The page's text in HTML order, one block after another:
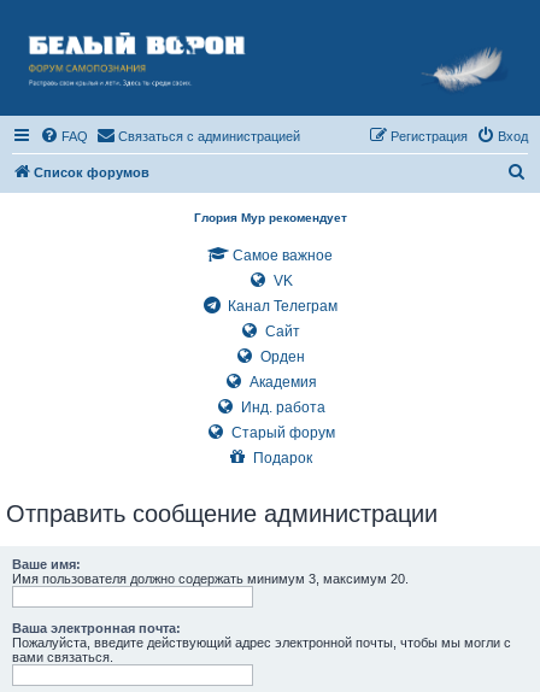
FAQ Связаться с администрацией Вход
Регистрация
Список форумов
Глория Мур рекомендует
Самое важное
VK
Канал Телеграм
Сайт
Орден
Академия
Инд. работа
Старый форум
Подарок
Отправить сообщение администрации
Ваше имя:
Имя пользователя должно содержать минимум 3, максимум 20.
Ваша электронная почта:
Пожалуйста, введите действующий адрес электронной почты, чтобы мы могли с
вами связаться.